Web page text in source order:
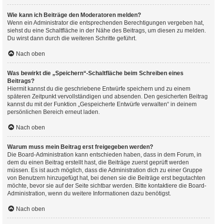
Wie kann ich Beiträge den Moderatoren melden?
Wenn ein Administrator die entsprechenden Berechtigungen vergeben hat,
siehst du eine Schaltfläche in der Nähe des Beitrags, um diesen zu melden.
Du wirst dann durch die weiteren Schritte geführt.
Nach oben
Was bewirkt die „Speichern“-Schaltfläche beim Schreiben eines
Beitrags?
Hiermit kannst du die geschriebene Entwürfe speichern und zu einem
späteren Zeitpunkt vervollständigen und absenden. Den gesicherten Beitrag
kannst du mit der Funktion „Gespeicherte Entwürfe verwalten“ in deinem
persönlichen Bereich erneut laden.
Nach oben
Warum muss mein Beitrag erst freigegeben werden?
Die Board-Administration kann entschieden haben, dass in dem Forum, in
dem du einen Beitrag erstellt hast, die Beiträge zuerst geprüft werden
müssen. Es ist auch möglich, dass die Administration dich zu einer Gruppe
von Benutzern hinzugefügt hat, bei denen sie die Beiträge erst begutachten
möchte, bevor sie auf der Seite sichtbar werden. Bitte kontaktiere die Board-
Administration, wenn du weitere Informationen dazu benötigst.
Nach oben